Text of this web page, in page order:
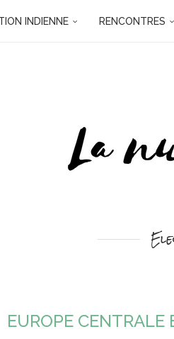
INDIENNE RENCONTRES
EUROPE CENTRALE